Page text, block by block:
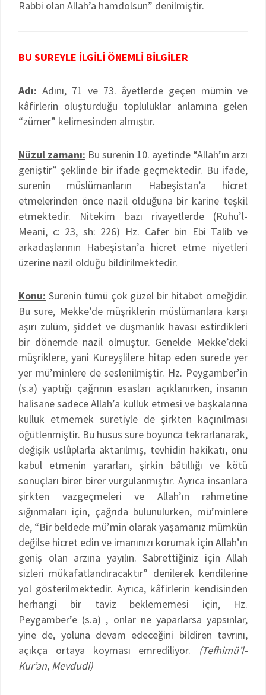
Rabbi olan Allah’a hamdolsun” denilmiştir.
BU SUREYLE İLGİLİ ÖNEMLİ BİLGİLER
Adı: Adını, 71 ve 73. âyetlerde geçen mümin ve
kâfirlerin oluşturduğu topluluklar anlamına gelen
“zümer” kelimesinden almıştır.
Nüzul zamanı: Bu surenin 10. ayetinde “Allah’ın arzı
geniştir” şeklinde bir ifade geçmektedir. Bu ifade,
surenin müslümanların Habeşistan’a hicret
etmelerinden önce nazil olduğuna bir karine teşkil
etmektedir. Nitekim bazı rivayetlerde (Ruhu’l-
Meani, c: 23, sh: 226) Hz. Cafer bin Ebi Talib ve
arkadaşlarının Habeşistan’a hicret etme niyetleri
üzerine nazil olduğu bildirilmektedir.
Konu: Surenin tümü çok güzel bir hitabet örneğidir.
Bu sure, Mekke’de müşriklerin müslümanlara karşı
aşırı zulüm, şiddet ve düşmanlık havası estirdikleri
bir dönemde nazil olmuştur. Genelde Mekke’deki
müşriklere, yani Kureyşlilere hitap eden surede yer
yer mü’minlere de seslenilmiştir. Hz. Peygamber’in
(s.a) yaptığı çağrının esasları açıklanırken, insanın
halisane sadece Allah’a kulluk etmesi ve başkalarına
kulluk etmemek suretiyle de şirkten kaçınılması
öğütlenmiştir. Bu husus sure boyunca tekrarlanarak,
değişik uslûplarla aktarılmış, tevhidin hakikatı, onu
kabul etmenin yararları, şirkin bâtıllığı ve kötü
sonuçları birer birer vurgulanmıştır. Ayrıca insanlara
şirkten vazgeçmeleri ve Allah’ın rahmetine
sığınmaları için, çağrıda bulunulurken, mü’minlere
de, “Bir beldede mü’min olarak yaşamanız mümkün
değilse hicret edin ve imanınızı korumak için Allah’ın
geniş olan arzına yayılın. Sabrettiğiniz için Allah
sizleri mükafatlandıracaktır” denilerek kendilerine
yol gösterilmektedir. Ayrıca, kâfirlerin kendisinden
herhangi bir taviz beklememesi için, Hz.
Peygamber’e (s.a) , onlar ne yaparlarsa yapsınlar,
yine de, yoluna devam edeceğini bildiren tavrını,
açıkça ortaya koyması emrediliyor. (Tefhimü’l-
Kur’an, Mevdudi)